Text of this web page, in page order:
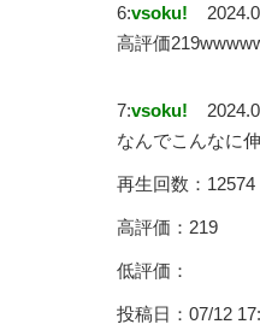
6:vsoku!
高評価
7:vsoku!
なんでこんなに
再生回数：12574
高評価：219
低評価：
投稿日：07/12